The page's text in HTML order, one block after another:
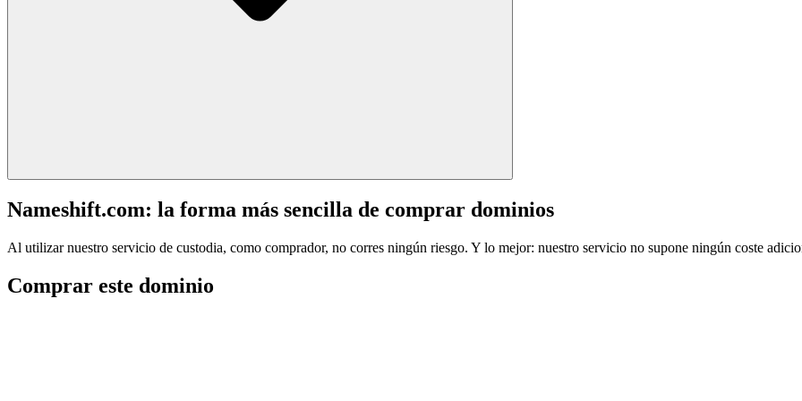
Nameshift.com: la forma más sencilla de comprar dominios
Al utilizar nuestro servicio de custodia, como comprador, no corres ningún riesgo. Y lo mejor: nuestro servicio no supone ningún coste
Comprar este dominio